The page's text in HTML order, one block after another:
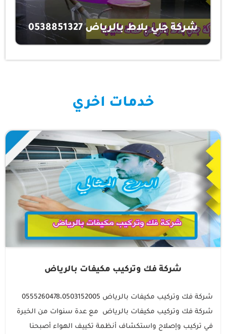
شركة جلي بلاط بالرياض 0538851327
خدمات اخري
شركة فك وتركيب مكيفات بالرياض
شركة فك وتركيب مكيفات بالرياض مع عدة سنوات من الخبرة
في تركيب وإصلاح واستكشاف أنظمة تكييف الهواء أصبحنا